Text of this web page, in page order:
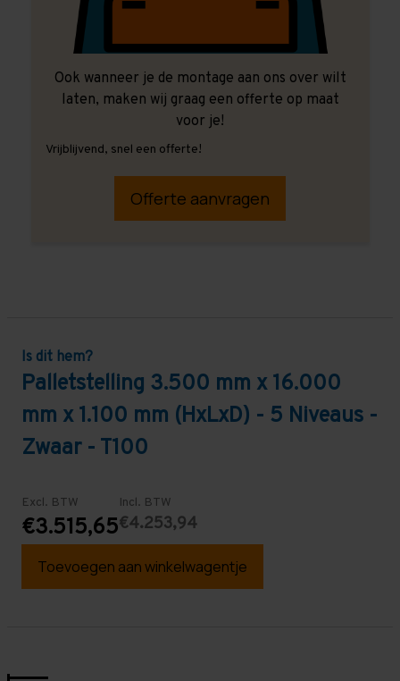
Ook wanneer je de montage aan ons over wilt
laten, maken wij graag een offerte op maat
voor je!
Vrijblijvend, snel een offerte!
Offerte aanvragen
Is dit hem?
Palletstelling 3.500 mm x 16.000
mm x 1.100 mm (HxLxD) - 5 Niveaus -
Zwaar - T100
Excl. BTW
€3.515,65
Incl. BTW
€4.253,94
Toevoegen aan winkelwagentje